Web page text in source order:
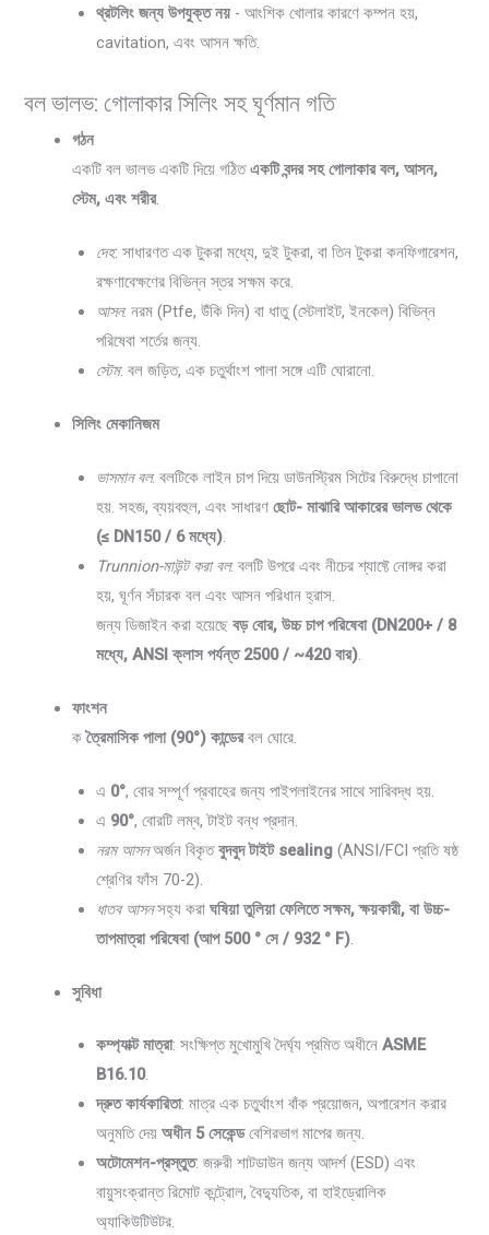
থ্রটলিং জন্য উপযুক্ত নয় - আংশিক খোলার কারণে কম্পন হয়,
cavitation, এবং আসন ক্ষতি.
বল ভালভ: গোলাকার সিলিং সহ ঘূর্ণমান গতি
গঠন
একটি বল ভালভ একটি দিয়ে গঠিতএকটি বন্দর সহ গোলাকার বল, আসন,
স্টেম, এবং শরীর.
দেহ: সাধারণত এক টুকরা মধ্যে, দুই টুকরা, বা তিন টুকরা কনফিগারেশন,
রক্ষণাবেক্ষণের বিভিন্ন স্তর সক্ষম করে.
আসন: নরম (Ptfe, উঁকি দিন) বা ধাতু (স্টেলাইট, ইনকেল) বিভিন্ন
পরিষেবা শর্তের জন্য.
স্টেম: বল জড়িত, এক চতুর্থাংশ পালা সঙ্গে এটি ঘোরানো.
সিলিং মেকানিজম
ভাসমান বল: বলটিকে লাইন চাপ দিয়ে ডাউনস্ট্রিম সিটের বিরুদ্ধে চাপানো
হয়. সহজ, ব্যয়বহুল, এবং সাধারণছোট- মাঝারি আকারের ভালভ থেকে
(≤ DN150 / 6 মধ্যে).
Trunnion-মাউন্ট করা বল: বলটি উপরে এবং নীচের শ্যাফ্টে নোঙ্গর করা
হয়, ঘূর্ণন সঁচারক বল এবং আসন পরিধান হ্রাস.
জন্য ডিজাইন করা হয়েছেবড় বোর, উচ্চ চাপ পরিষেবা (DN200+ / 8
মধ্যে, ANSI ক্লাস পর্যন্ত 2500 / ~420 বার).
ফাংশন
কত্রৈমাসিক পালা (90°) কান্ডেরবল ঘোরে.
এ 0°, বোর সম্পূর্ণ প্রবাহের জন্য পাইপলাইনের সাথে সারিবদ্ধ হয়.
এ 90°, বোরটি লম্ব, টাইট বন্ধ প্রদান.
নরম আসনঅর্জন বিকৃতবুদবুদ টাইট sealing (ANSI/FCI প্রতি ষষ্ঠ
শ্রেণির ফাঁস 70-2).
ধাতব আসনসহ্য করাঘষিয়া তুলিয়া ফেলিতে সক্ষম, ক্ষয়কারী, বা উচ্চ-
তাপমাত্রা পরিষেবা (আপ 500 ° সে / 932 ° F).
সুবিধা
কম্প্যাক্ট মাত্রা: সংক্ষিপ্ত মুখোমুখি দৈর্ঘ্য প্রমিত অধীনেASME
B16.10.
দ্রুত কার্যকারিতা: মাত্র এক চতুর্থাংশ বাঁক প্রয়োজন, অপারেশন করার
অনুমতি দেয়অধীন 5 সেকেন্ডবেশিরভাগ মাপের জন্য.
অটোমেশন-প্রস্তুত: জরুরী শাটডাউন জন্য আদর্শ (ESD) এবং
বায়ুসংক্রান্ত রিমোট কন্ট্রোল, বৈদ্যুতিক, বা হাইড্রোলিক
অ্যাকিউটিউটর.